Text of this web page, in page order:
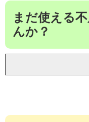
。
て本
まだ使える
んか？